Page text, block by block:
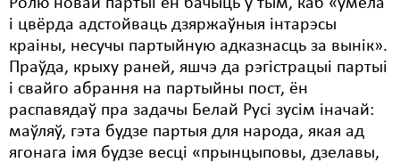
Ролю новай партыі ён бачыць у тым, каб «умела
і цвёрда адстойваць дзяржаўныя інтарэсы
краіны, несучы партыйную адказнасць за вынік».
Праўда, крыху раней, яшчэ да рэгістрацыі партыі
і свайго абрання на партыйны пост, ён
распавядаў пра задачы Белай Русі зусім іначай:
маўляў, гэта будзе партыя для народа, якая ад
ягонага імя будзе весці «прынцыповы, дзелавы,